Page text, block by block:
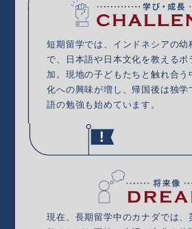
短期留学では、インドネシアの幼
で、日本語や日本文化を教えるボ
加。現地の子どもたちと触れ合う
化への興味が増し、帰国後は独学
語の勉強も始めています。
現在、長期留学中のカナダでは、